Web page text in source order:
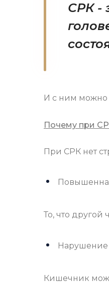
СРК -
И с ним можно
Почему при
При СРК нет
То, что другой
Нарушение
Кишечник